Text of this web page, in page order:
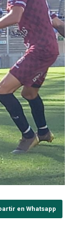
en Whatsapp